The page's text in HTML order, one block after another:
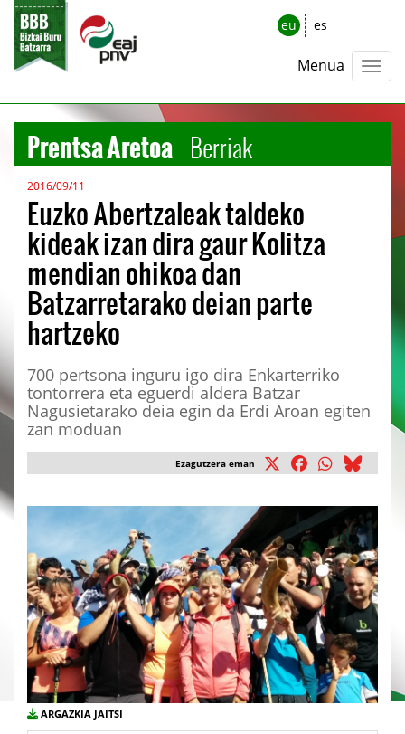
eu es
Menua
Prentsa Aretoa Berriak
2016/09/11
Euzko Abertzaleak taldeko
kideak izan dira gaur Kolitza
mendian ohikoa dan
Batzarretarako deian parte
hartzeko
700 pertsona inguru igo dira Enkarterriko
tontorrera eta eguerdi aldera Batzar
Nagusietarako deia egin da Erdi Aroan egiten
zan moduan
Ezagutzera eman
ARGAZKIA JAITSI